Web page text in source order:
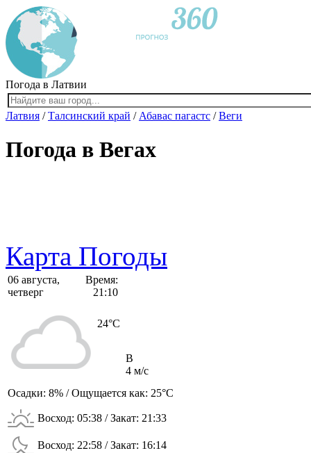
Погода в Латвии
Латвия / Талсинский край / Абавас пагастс / Веги
Погода в Вегах
Карта Погоды
06 августа,
четверг
Время:
21:10
24°C
В
4 м/с
Осадки: 8% / Ощущается как: 25°C
Восход: 05:38 / Закат: 21:33
Восход: 22:58 / Закат: 16:14